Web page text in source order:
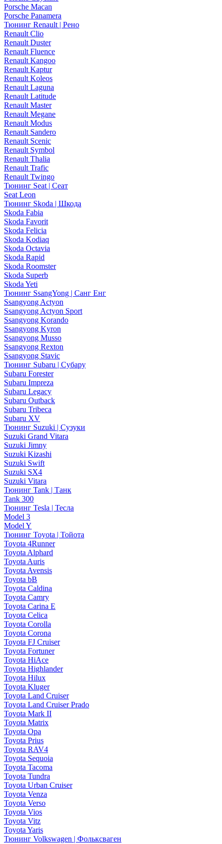
Porsche Macan
Porsche Panamera
Тюнинг Renault | Рено
Renault Clio
Renault Duster
Renault Fluence
Renault Kangoo
Renault Kaptur
Renault Koleos
Renault Laguna
Renault Latitude
Renault Master
Renault Megane
Renault Modus
Renault Sandero
Renault Scenic
Renault Symbol
Renault Thalia
Renault Trafic
Renault Twingo
Тюнинг Seat | Сеат
Seat Leon
Тюнинг Skoda | Шкода
Skoda Fabia
Skoda Favorit
Skoda Felicia
Skoda Kodiaq
Skoda Octavia
Skoda Rapid
Skoda Roomster
Skoda Superb
Skoda Yeti
Тюнинг SsangYong | Санг Енг
Ssangyong Actyon
Ssangyong Actyon Sport
Ssangyong Korando
Ssangyong Kyron
Ssangyong Musso
Ssangyong Rexton
Ssangyong Stavic
Тюнинг Subaru | Субару
Subaru Forester
Subaru Impreza
Subaru Legacy
Subaru Outback
Subaru Tribeca
Subaru XV
Тюнинг Suzuki | Сузуки
Suzuki Grand Vitara
Suzuki Jimny
Suzuki Kizashi
Suzuki Swift
Suzuki SX4
Suzuki Vitara
Тюнинг Tank | Танк
Tank 300
Тюнинг Tesla | Тесла
Model 3
Model Y
Тюнинг Toyota | Тойота
Toyota 4Runner
Toyota Alphard
Toyota Auris
Toyota Avensis
Toyota bB
Toyota Caldina
Toyota Camry
Toyota Carina E
Toyota Celica
Toyota Corolla
Toyota Corona
Toyota FJ Cruiser
Toyota Fortuner
Toyota HiAce
Toyota Highlander
Toyota Hilux
Toyota Kluger
Toyota Land Cruiser
Toyota Land Cruiser Prado
Toyota Mark II
Toyota Matrix
Toyota Opa
Toyota Prius
Toyota RAV4
Toyota Sequoia
Toyota Tacoma
Toyota Tundra
Toyota Urban Cruiser
Toyota Venza
Toyota Verso
Toyota Vios
Toyota Vitz
Toyota Yaris
Тюнинг Volkswagen | Фольксваген